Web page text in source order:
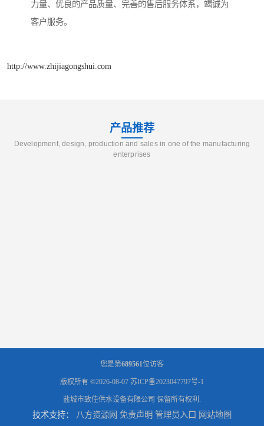
力量、优良的产品质量、完善的售后服务体系，竭诚为
客户服务。
http://www.zhijiagongshui.com
产品推荐
Development, design, production and sales in one of the manufacturing
enterprises
您是第689561位访客
版权所有 ©2026-08-07 苏ICP备2023047797号-1
盐城市致佳供水设备有限公司 保留所有权利.
技术支持： 八方资源网 免责声明 管理员入口 网站地图